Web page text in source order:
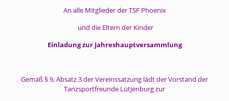
An alle Mitglieder der TSF Phoenix
und die Eltern der Kinder
Einladung zur Jahreshauptversammlung
Gemäß § 9, Absatz 3 der Vereinssatzung lädt der Vorstand der
Tanzsportfreunde Lütjenburg zur